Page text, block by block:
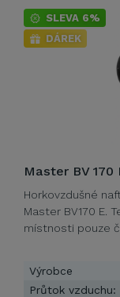
SLEVA 6%
DÁREK
Master BV 170
Horkovzdušné
Master BV170 E.
místnosti pouze
Výrobce
Průtok vzduchu: